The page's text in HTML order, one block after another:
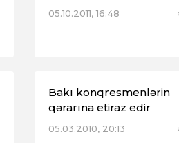
05.10.2011, 16:48
Bakı konqresmenlərin
qərarına etiraz edir
05.03.2010, 20:13